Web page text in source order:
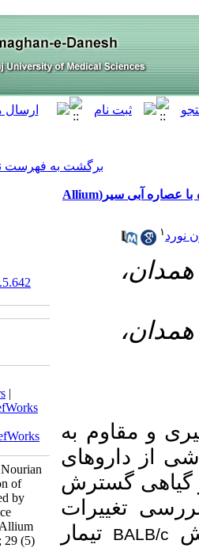
‎ 10.61186/armaghanj.29.5.642
BibTeX
ProCite
Mendeley
Zotero
Rabia Moghadam M, Rezvan H,
A, Hamoonnavard S. Investigation of
Histopathological Changes Caused by
Leishmania major in BALB/c Mice
Treated with Aqueous Extract of Allium
sativum(Garlic). armaghanj 2024; 29